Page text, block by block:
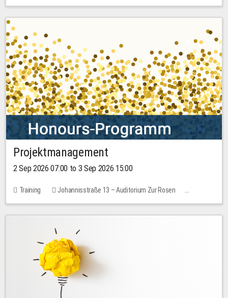
No free places
30.00 EUR
Projektmanagement
2 Sep 2026 07:00 to 3 Sep 2026 15:00
Training
Johannisstraße 13 – Auditorium Zur Rosen
1 place